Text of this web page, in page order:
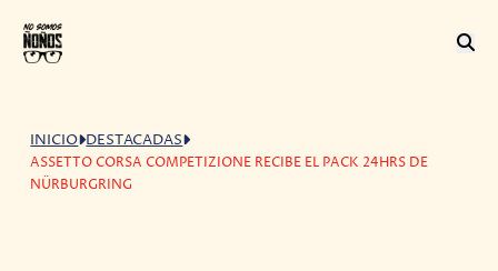
INICIO DESTACADAS
ASSETTO CORSA COMPETIZIONE RECIBE EL PACK 24HRS DE
NÜRBURGRING